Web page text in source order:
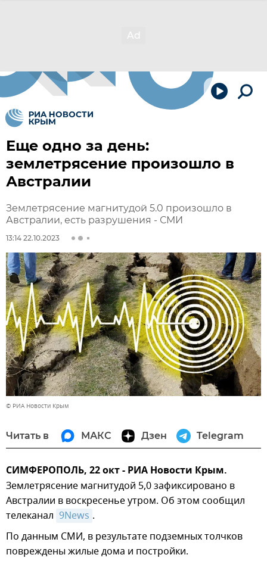
Еще одно за день:
землетрясение произошло в
Австралии
Землетрясение магнитудой 5.0 произошло в
Австралии, есть разрушения - СМИ
13:14 22.10.2023
© РИА Новости Крым
Читать в МАКС Дзен Telegram
СИМФЕРОПОЛЬ, 22 окт - РИА Новости Крым.
Землетрясение магнитудой 5,0 зафиксировано в
Австралии в воскресенье утром. Об этом сообщил
телеканал 9News .
По данным СМИ, в результате подземных толчков
повреждены жилые дома и постройки.